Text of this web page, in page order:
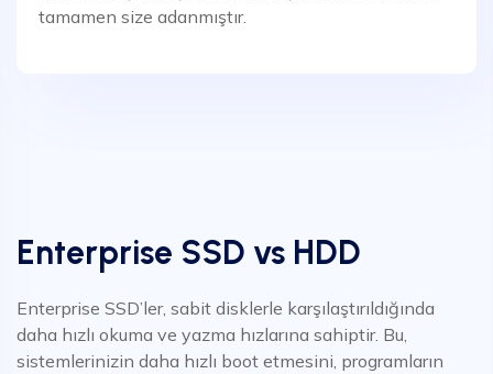
tamamen size adanmıştır.
Enterprise SSD vs HDD
Enterprise SSD’ler, sabit disklerle karşılaştırıldığında
daha hızlı okuma ve yazma hızlarına sahiptir. Bu,
sistemlerinizin daha hızlı boot etmesini, programların